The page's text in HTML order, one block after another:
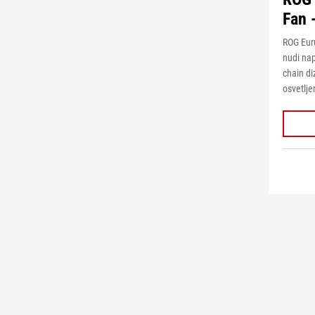
Fan
ROG
nudi
chain